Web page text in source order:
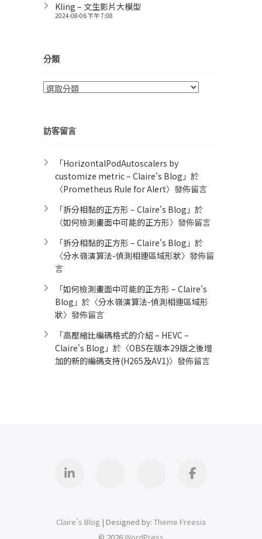
Kling – 文生影片大模型
2024-08-06 下午 7:08
分類
分
訪客留言
「HorizontalPodAutoscalers by
customize metric – Claire's Blog 」於
〈Prometheus Rule for Alert​〉發佈留言
「拆分相黏的正方形 – Claire's Blog 」於
〈如何檢測畫面中可能的正方形〉發佈留言
「拆分相黏的正方形 – Claire's Blog 」於
〈分水嶺演算法-偵測相連區域形狀〉發佈留
言
「如何檢測畫面中可能的正方形 – Claire's
Blog 」於〈分水嶺演算法-偵測相連區域形
狀〉發佈留言
「高壓縮比編碼格式的介紹 – HEVC –
Claire's Blog 」於〈OBS在版本29版之後增
加的新的編碼支持(H265及AV1)〉發佈留言
Linkedin iThomeFacebook
Claire's Blog | Designed by: Theme Freesia